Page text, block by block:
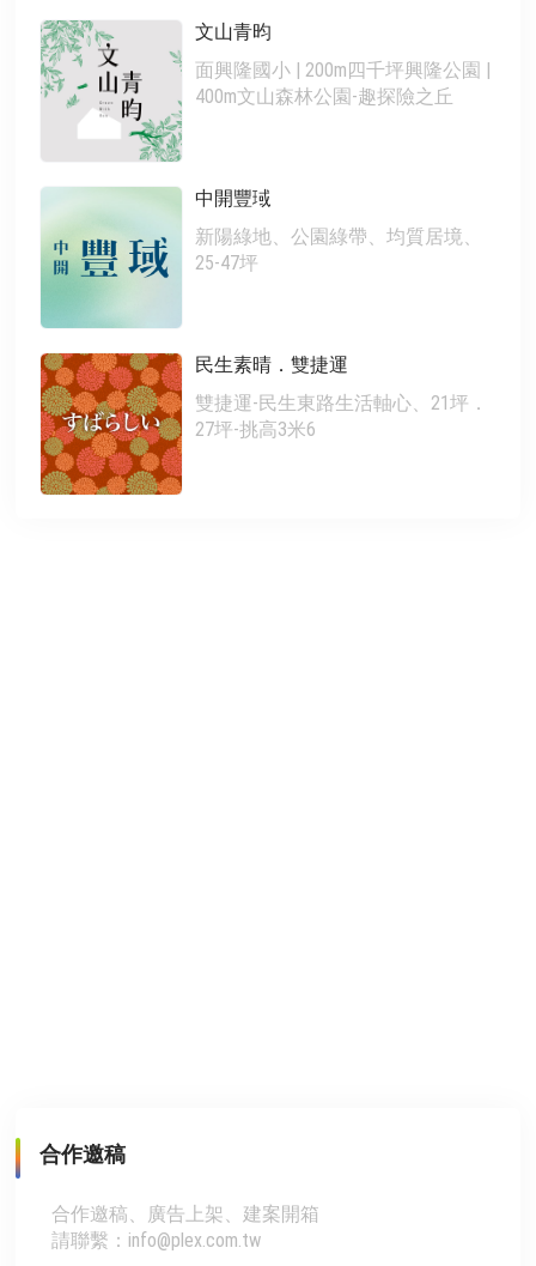
文山青昀
面興隆國小 | 200m四千坪興隆公園 |
400m文山森林公園-趣探險之丘
中開豐琙
新陽綠地、公園綠帶、均質居境、
25-47坪
民生素晴．雙捷運
雙捷運-民生東路生活軸心、21坪．
27坪-挑高3米6
合作邀稿
合作邀稿、廣告上架、建案開箱
請聯繫：info@plex.com.tw